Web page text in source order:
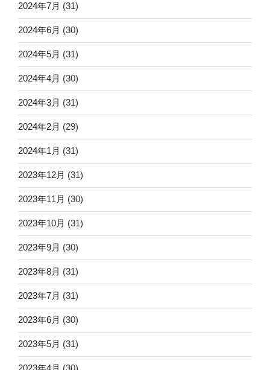
2024年7月 (31)
2024年6月 (30)
2024年5月 (31)
2024年4月 (30)
2024年3月 (31)
2024年2月 (29)
2024年1月 (31)
2023年12月 (31)
2023年11月 (30)
2023年10月 (31)
2023年9月 (30)
2023年8月 (31)
2023年7月 (31)
2023年6月 (30)
2023年5月 (31)